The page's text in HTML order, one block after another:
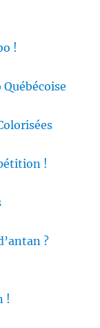
!
!
?
!